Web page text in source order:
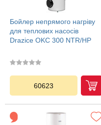
Бойлер непрямого нагріву
для теплових насосів
Drazice OKC 300 NTR/HP
60623